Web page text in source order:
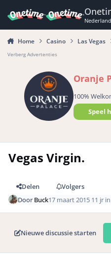
Home Casino Las Vegas
Verberg Advertenties
Oranje
100%
Speel
Vegas Virgin.
Delen
Volgers
DoorBuck17 maart 2015 11 jr in
Nieuwe discussie starten